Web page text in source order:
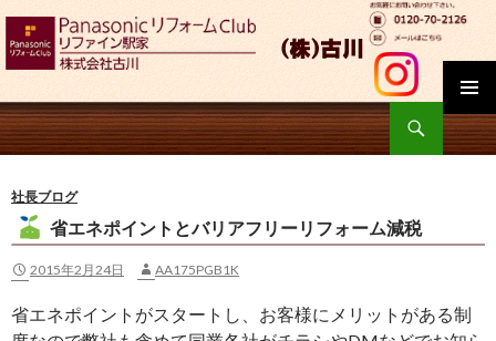
検
索
コ
テ
ン
ツ
へ
移
動
社長ブログ
省エネポイントとバリアフリーリフォーム減税
2015年2月24日 AA175PGB1K
省エネポイントがスタートし、お客様にメリットがある制